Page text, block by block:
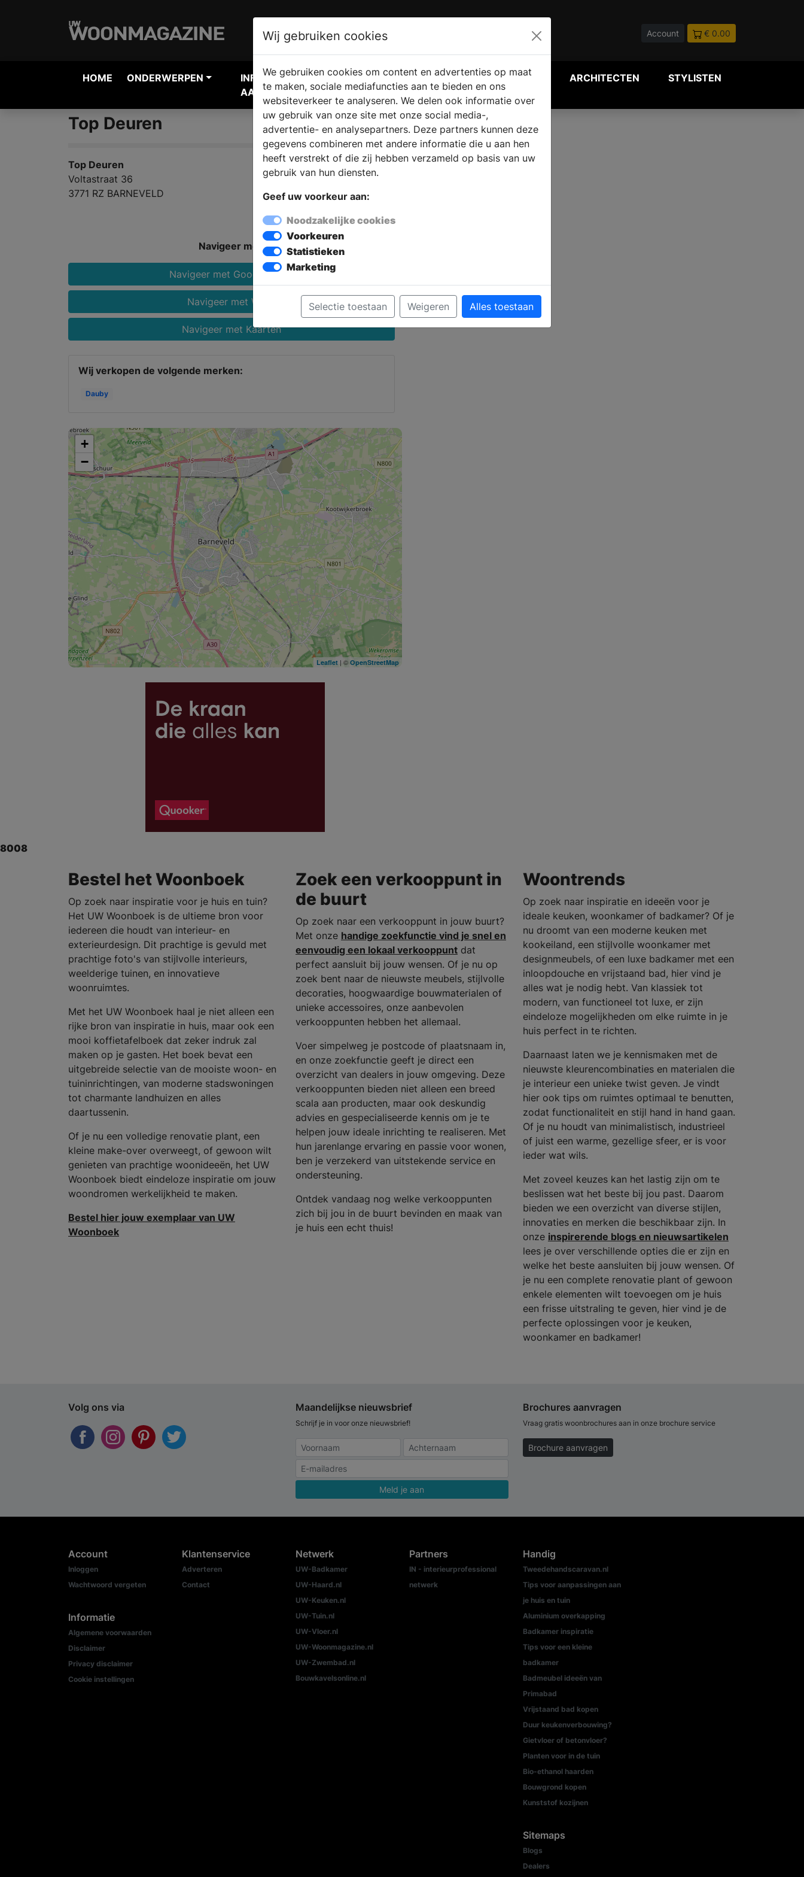
Account € 0.00
HOME ONDERWERPEN
INFORMATIE
AANVRAGEN
VERKOOPLOCATIE
VINDEN
WEBSHOP ARCHITECTEN STYLISTEN
Top Deuren
Top Deuren
Voltastraat 36
3771 RZ BARNEVELD
Navigeer met:
Navigeer met Google Maps
Navigeer met Waze
Navigeer met Kaarten
Wij verkopen de volgende merken:
Dauby
+
−
Leaflet | © OpenStreetMap
8008
Bestel het Woonboek
Op zoek naar inspiratie voor je huis en tuin?
Het UW Woonboek is de ultieme bron voor
iedereen die houdt van interieur- en
exterieurdesign. Dit prachtige is gevuld met
prachtige foto's van stijlvolle interieurs,
weelderige tuinen, en innovatieve
woonruimtes.
Met het UW Woonboek haal je niet alleen een
rijke bron van inspiratie in huis, maar ook een
mooi koffietafelboek dat zeker indruk zal
maken op je gasten. Het boek bevat een
uitgebreide selectie van de mooiste woon- en
tuininrichtingen, van moderne stadswoningen
tot charmante landhuizen en alles
daartussenin.
Of je nu een volledige renovatie plant, een
kleine make-over overweegt, of gewoon wilt
genieten van prachtige woonideeën, het UW
Woonboek biedt eindeloze inspiratie om jouw
woondromen werkelijkheid te maken.
Bestel hier jouw exemplaar van UW
Woonboek
Zoek een verkooppunt in
de buurt
Op zoek naar een verkooppunt in jouw buurt?
Met onze handige zoekfunctie vind je snel en
eenvoudig een lokaal verkooppuntdat
perfect aansluit bij jouw wensen. Of je nu op
zoek bent naar de nieuwste meubels, stijlvolle
decoraties, hoogwaardige bouwmaterialen of
unieke accessoires, onze aanbevolen
verkooppunten hebben het allemaal.
Voer simpelweg je postcode of plaatsnaam in,
en onze zoekfunctie geeft je direct een
overzicht van dealers in jouw omgeving. Deze
verkooppunten bieden niet alleen een breed
scala aan producten, maar ook deskundig
advies en gespecialiseerde kennis om je te
helpen jouw ideale inrichting te realiseren. Met
hun jarenlange ervaring en passie voor wonen,
ben je verzekerd van uitstekende service en
ondersteuning.
Ontdek vandaag nog welke verkooppunten
zich bij jou in de buurt bevinden en maak van
je huis een echt thuis!
Woontrends
Op zoek naar inspiratie en ideeën voor je
ideale keuken, woonkamer of badkamer? Of je
nu droomt van een moderne keuken met
kookeiland, een stijlvolle woonkamer met
designmeubels, of een luxe badkamer met een
inloopdouche en vrijstaand bad, hier vind je
alles wat je nodig hebt. Van klassiek tot
modern, van functioneel tot luxe, er zijn
eindeloze mogelijkheden om elke ruimte in je
huis perfect in te richten.
Daarnaast laten we je kennismaken met de
nieuwste kleurencombinaties en materialen die
je interieur een unieke twist geven. Je vindt
hier ook tips om ruimtes optimaal te benutten,
zodat functionaliteit en stijl hand in hand gaan.
Of je nu houdt van minimalistisch, industrieel
of juist een warme, gezellige sfeer, er is voor
ieder wat wils.
Met zoveel keuzes kan het lastig zijn om te
beslissen wat het beste bij jou past. Daarom
bieden we een overzicht van diverse stijlen,
innovaties en merken die beschikbaar zijn. In
onze inspirerende blogs en nieuwsartikelen
lees je over verschillende opties die er zijn en
welke het beste aansluiten bij jouw wensen. Of
je nu een complete renovatie plant of gewoon
enkele elementen wilt toevoegen om je huis
een frisse uitstraling te geven, hier vind je de
perfecte oplossingen voor je keuken,
woonkamer en badkamer!
Wij gebruiken cookies
We gebruiken cookies om content en advertenties op maat
te maken, sociale mediafuncties aan te bieden en ons
websiteverkeer te analyseren. We delen ook informatie over
uw gebruik van onze site met onze social media-,
advertentie- en analysepartners. Deze partners kunnen deze
gegevens combineren met andere informatie die u aan hen
heeft verstrekt of die zij hebben verzameld op basis van uw
gebruik van hun diensten.
Geef uw voorkeur aan:
Noodzakelijke cookies
Voorkeuren
Statistieken
Marketing
Selectie toestaan Weigeren Alles toestaan
Volg ons via Maandelijkse nieuwsbrief
Schrijf je in voor onze nieuwsbrief!
Meld je aan
Brochures aanvragen
Vraag gratis woonbrochures aan in onze brochure service
Brochure aanvragen
Account
Inloggen
Wachtwoord vergeten
Informatie
Algemene voorwaarden
Disclaimer
Privacy disclaimer
Cookie instellingen
Klantenservice
Adverteren
Contact
Netwerk
UW-Badkamer
UW-Haard.nl
UW-Keuken.nl
UW-Tuin.nl
UW-Vloer.nl
UW-Woonmagazine.nl
UW-Zwembad.nl
Bouwkavelsonline.nl
Partners
IN - interieurprofessional
netwerk
Handig
Tweedehandscaravan.nl
Tips voor aanpassingen aan
je huis en tuin
Aluminium overkapping
Badkamer inspiratie
Tips voor een kleine
badkamer
Badmeubel ideeën van
Primabad
Vrijstaand bad kopen
Duur keukenverbouwing?
Gietvloer of betonvloer?
Planten voor in de tuin
Bio-ethanol haarden
Bouwgrond kopen
Kunststof kozijnen
Sitemaps
Blogs
Dealers